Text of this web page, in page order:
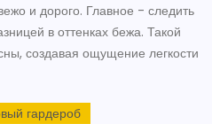
и дорого. Главное - следить
в оттенках бежа. Такой
создавая ощущение легкости
гардероб